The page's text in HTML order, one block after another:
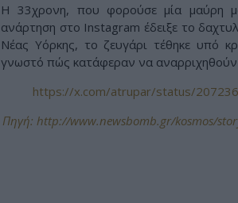
Η 33χρονη, που φορούσε μία μαύρη
ανάρτηση στο Instagram έδειξε το
Νέας Υόρκης, το ζευγάρι τέθηκε υπό
γνωστό πώς κατάφεραν να αναρριχηθούν
https://x.com/atrupar/status/
Πηγή: http://www.newsbomb.gr/kosmos/